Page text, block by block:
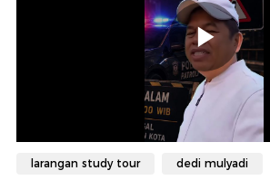
larangan study tour dedi mulyadi